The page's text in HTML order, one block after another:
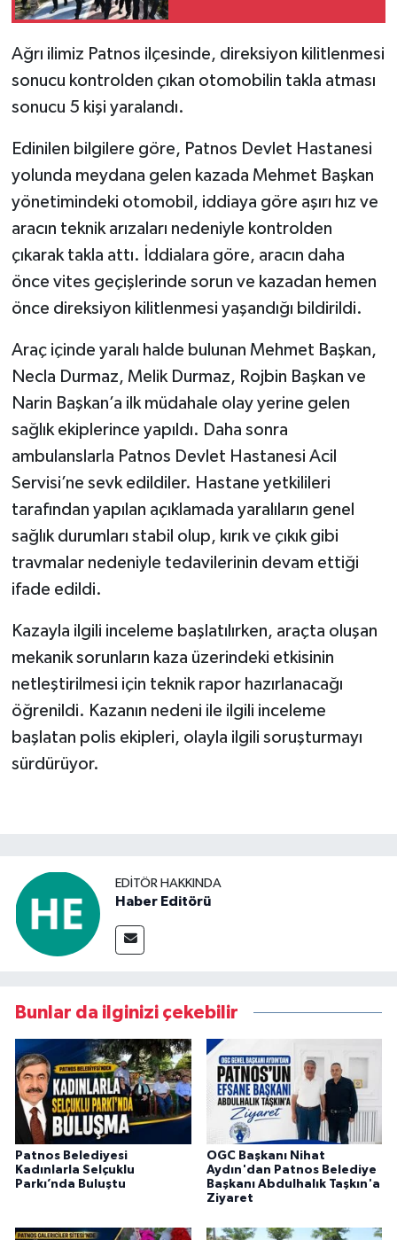
Ağrı ilimiz Patnos ilçesinde, direksiyon kilitlenmesi
sonucu kontrolden çıkan otomobilin takla atması
sonucu 5 kişi yaralandı.
Edinilen bilgilere göre, Patnos Devlet Hastanesi
yolunda meydana gelen kazada Mehmet Başkan
yönetimindeki otomobil, iddiaya göre aşırı hız ve
aracın teknik arızaları nedeniyle kontrolden
çıkarak takla attı. İddialara göre, aracın daha
önce vites geçişlerinde sorun ve kazadan hemen
önce direksiyon kilitlenmesi yaşandığı bildirildi.
Araç içinde yaralı halde bulunan Mehmet Başkan,
Necla Durmaz, Melik Durmaz, Rojbin Başkan ve
Narin Başkan’a ilk müdahale olay yerine gelen
sağlık ekiplerince yapıldı. Daha sonra
ambulanslarla Patnos Devlet Hastanesi Acil
Servisi’ne sevk edildiler. Hastane yetkilileri
tarafından yapılan açıklamada yaralıların genel
sağlık durumları stabil olup, kırık ve çıkık gibi
travmalar nedeniyle tedavilerinin devam ettiği
ifade edildi.
Kazayla ilgili inceleme başlatılırken, araçta oluşan
mekanik sorunların kaza üzerindeki etkisinin
netleştirilmesi için teknik rapor hazırlanacağı
öğrenildi. Kazanın nedeni ile ilgili inceleme
başlatan polis ekipleri, olayla ilgili soruşturmayı
sürdürüyor.
EDITÖR HAKKINDA
Haber Editörü
Bunlar da ilginizi çekebilir
Patnos Belediyesi
Kadınlarla Selçuklu
Parkı’nda Buluştu
OGC Başkanı Nihat
Aydın'dan Patnos Belediye
Başkanı Abdulhalık Taşkın'a
Ziyaret